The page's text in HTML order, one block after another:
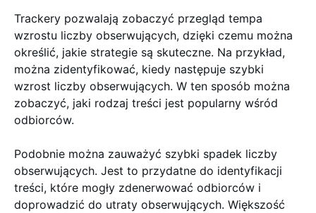
Trackery pozwalają zobaczyć przegląd tempa
wzrostu liczby obserwujących, dzięki czemu można
określić, jakie strategie są skuteczne. Na przykład,
można zidentyfikować, kiedy następuje szybki
wzrost liczby obserwujących. W ten sposób można
zobaczyć, jaki rodzaj treści jest popularny wśród
odbiorców.
Podobnie można zauważyć szybki spadek liczby
obserwujących. Jest to przydatne do identyfikacji
treści, które mogły zdenerwować odbiorców i
doprowadzić do utraty obserwujących. Większość